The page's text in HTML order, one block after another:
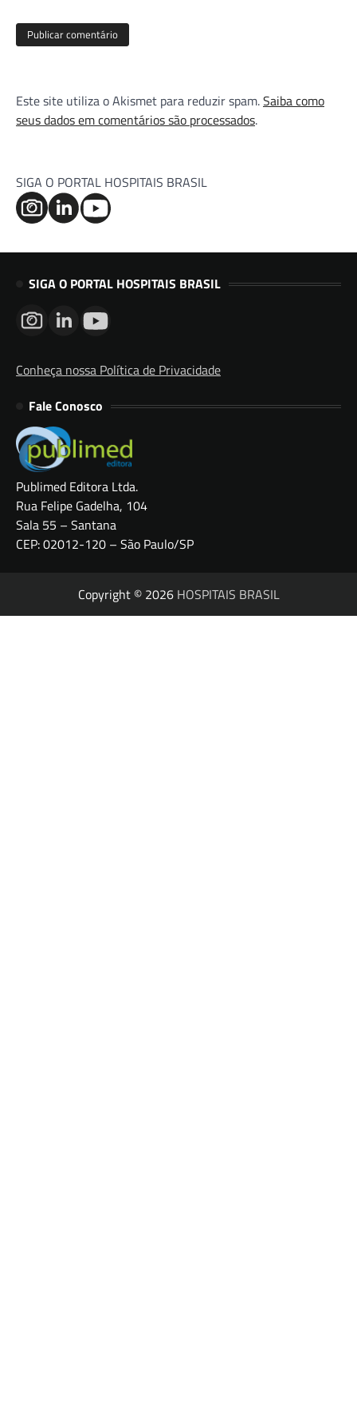
Este site utiliza o Akismet para reduzir spam.Saiba como
seus dados em comentários são processados.
SIGA O PORTAL HOSPITAIS BRASIL
SIGA O PORTAL HOSPITAIS BRASIL
Conheça nossa Política de Privacidade
Fale Conosco
Publimed Editora Ltda.
Rua Felipe Gadelha, 104
Sala 55 – Santana
CEP: 02012-120 – São Paulo/SP
Copyright © 2026 HOSPITAIS BRASIL